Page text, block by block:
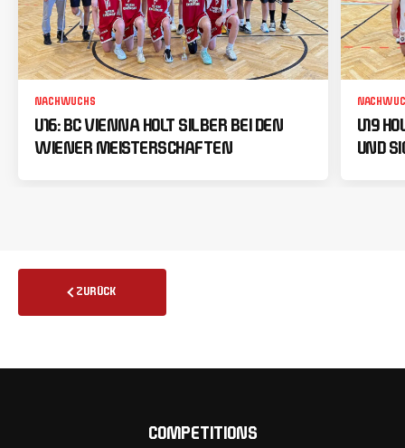
NACHWUCHS
U16: BC VIENNA HOLT SILBER BEI DEN
WIENER MEISTERSCHAFTEN
U19
UND
ZURÜCK
COMPETITIONS